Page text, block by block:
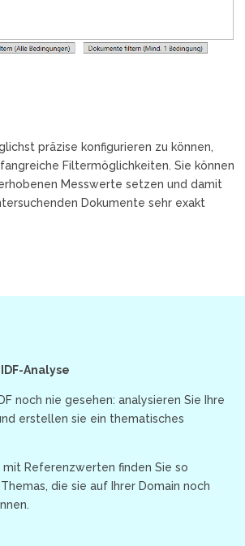
präzise konfigurieren zu können,
Filtermöglichkeiten. Sie können
Messwerte setzen und damit
Dokumente sehr exakt
Analyse
noch nie gesehen: analysieren Sie Ihre
erstellen sie ein thematisches
mit Referenzwerten finden Sie so
die sie auf Ihrer Domain noch